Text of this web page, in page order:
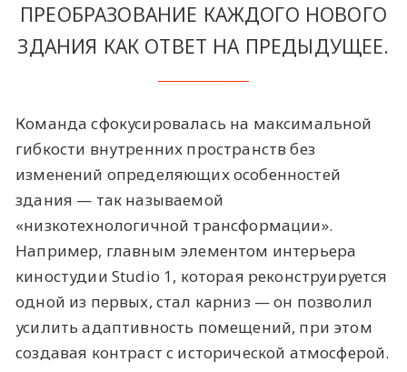
ПРЕОБРАЗОВАНИЕ КАЖДОГО НОВОГО
ЗДАНИЯ КАК ОТВЕТ НА ПРЕДЫДУЩЕЕ.
Команда сфокусировалась на максимальной
гибкости внутренних пространств без
изменений определяющих особенностей
здания — так называемой
«низкотехнологичной трансформации».
Например, главным элементом интерьера
киностудии Studio 1, которая реконструируется
одной из первых, стал карниз — он позволил
усилить адаптивность помещений, при этом
создавая контраст с исторической атмосферой.